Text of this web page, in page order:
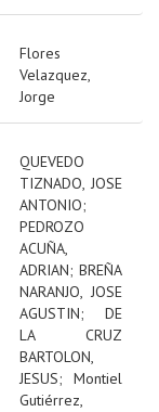
Flores
Velazquez,
Jorge
QUEVEDO
TIZNADO, JOSE
ANTONIO;
PEDROZO
ACUÑA,
ADRIAN; BREÑA
NARANJO, JOSE
AGUSTIN; DE
LA CRUZ
BARTOLON,
JESUS; Montiel
Gutiérrez,